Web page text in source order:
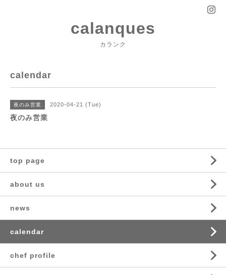
calanques
カランク
calendar
夜のみ営業 2020-04-21 (Tue)
夜のみ営業
top page
about us
news
calendar
chef profile